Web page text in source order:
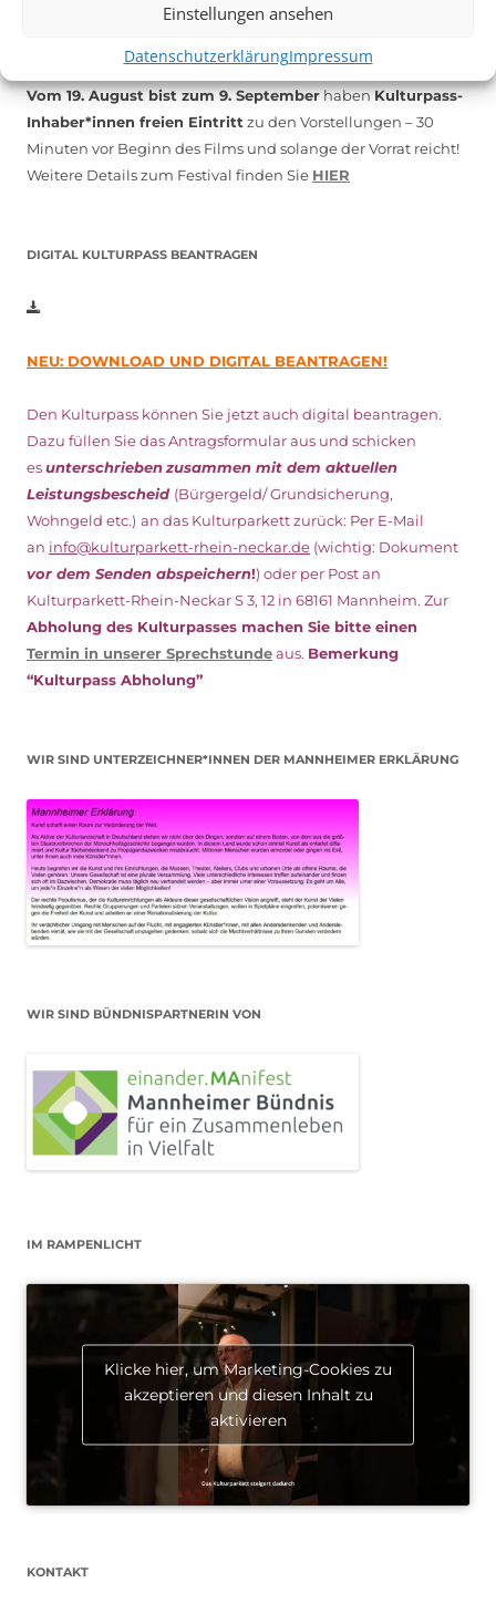
Einstellungen ansehen
DatenschutzerklärungImpressum
in Ludwigshafen statt.
Vom 19. August bist zum 9. SeptemberhabenKulturpass-
Inhaber*innen freien Eintritt zu den Vorstellungen – 30
Minuten vor Beginn des Films und solange der Vorrat reicht!
Weitere Details zum Festival finden Sie HIER
DIGITAL KULTURPASS BEANTRAGEN
NEU: DOWNLOAD UND DIGITAL BEANTRAGEN!
Den Kulturpass können Sie jetzt auch digital beantragen.
Dazu füllen Sie das Antragsformular aus und schicken
esunterschriebenzusammen mit dem aktuellen
Leistungsbescheid (Bürgergeld/ Grundsicherung,
Wohngeld etc.) an das Kulturparkett zurück: Per E-Mail
an info@kulturparkett-rhein-neckar.de (wichtig: Dokument
vor dem Senden abspeichern!) oder per Post an
Kulturparkett-Rhein-Neckar S 3, 12 in 68161 Mannheim. Zur
Abholung des Kulturpasses machen Sie bitte einen
Termin in unserer Sprechstundeaus. Bemerkung
“Kulturpass Abholung”
WIR SIND UNTERZEICHNER*INNEN DER MANNHEIMER ERKLÄRUNG
WIR SIND BÜNDNISPARTNERIN VON
IM RAMPENLICHT
Klicke hier, um Marketing-Cookies zu
akzeptieren und diesen Inhalt zu
aktivieren
KONTAKT